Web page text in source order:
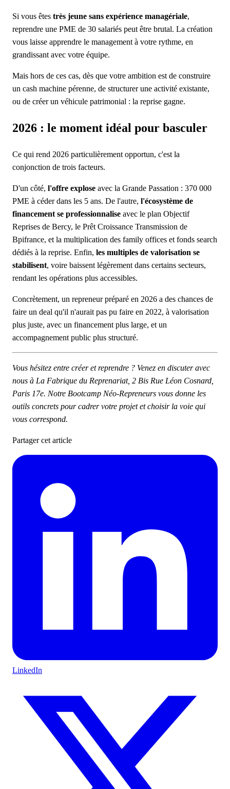
Si vous êtes très jeune sans expérience managériale,
reprendre une PME de 30 salariés peut être brutal. La création
vous laisse apprendre le management à votre rythme, en
grandissant avec votre équipe.
Mais hors de ces cas, dès que votre ambition est de construire
un cash machine pérenne, de structurer une activité existante,
ou de créer un véhicule patrimonial : la reprise gagne.
2026 : le moment idéal pour basculer
Ce qui rend 2026 particulièrement opportun, c'est la
conjonction de trois facteurs.
D'un côté, l'offre explose avec la Grande Passation : 370 000
PME à céder dans les 5 ans. De l'autre, l'écosystème de
financement se professionnalise avec le plan Objectif
Reprises de Bercy, le Prêt Croissance Transmission de
Bpifrance, et la multiplication des family offices et fonds search
dédiés à la reprise. Enfin, les multiples de valorisation se
stabilisent, voire baissent légèrement dans certains secteurs,
rendant les opérations plus accessibles.
Concrètement, un repreneur préparé en 2026 a des chances de
faire un deal qu'il n'aurait pas pu faire en 2022, à valorisation
plus juste, avec un financement plus large, et un
accompagnement public plus structuré.
Vous hésitez entre créer et reprendre ? Venez en discuter avec
nous à La Fabrique du Reprenariat, 2 Bis Rue Léon Cosnard,
Paris 17e. Notre Bootcamp Néo-Repreneurs vous donne les
outils concrets pour cadrer votre projet et choisir la voie qui
vous correspond.
Partager cet article
LinkedIn